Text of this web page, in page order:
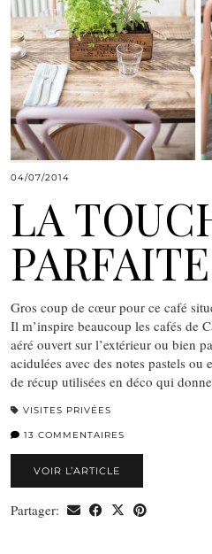
04/07/2014
LA
PARFAITE
Gros coup de cœur pour ce café
Il m’inspire beaucoup les cafés de
aéré ouvert sur l’extérieur ou bien
acidulées avec des notes pastels
de récup utilisées en déco qui
VISITES PRIVÉES
13 COMMENTAIRES
VOIR L’ARTICLE
Partager: